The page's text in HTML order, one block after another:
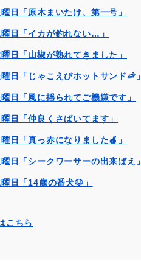
日「原木まいたけ、第一号」
日「イカが釣れない…」
日「山椒が熟れてきました」
日「じゃこえびホットサンド🦐」
日「風に揺られてご機嫌です」
日「仲良くさばいてます」
日「真っ赤になりました🍎」
日「シークワーサーの出来ばえ」
日「14歳の番犬🐶」
こちら